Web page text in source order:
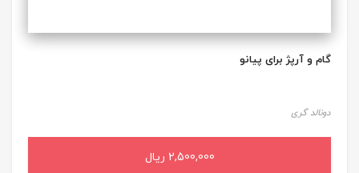
گام و آرپژ برای پیانو
دونالد گری
2,500,000 ریال
افزودن به سبد خرید